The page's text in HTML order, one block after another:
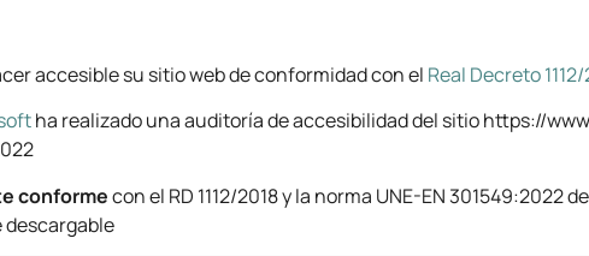
accesible su sitio web de conformidad con el Real Decreto
ha realizado una auditoría de accesibilidad del sitio https://
conformecon el RD 1112/2018 y la norma UNE-EN 301549:2022